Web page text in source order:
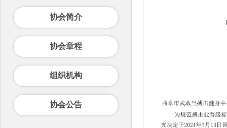
协会简介
协会章程
组织机构
协会公告